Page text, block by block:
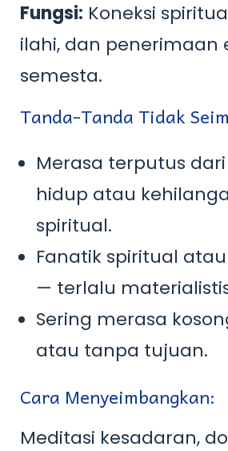
Fungsi: Koneksi
ilahi, dan penerimaan
semesta.
Tanda-Tanda Tidak
Merasa terputus
hidup atau
spiritual.
Fanatik spiritual
— terlalu
Sering merasa
atau tanpa tujuan.
Cara Menyeimbangkan:
Meditasi kesadaran,